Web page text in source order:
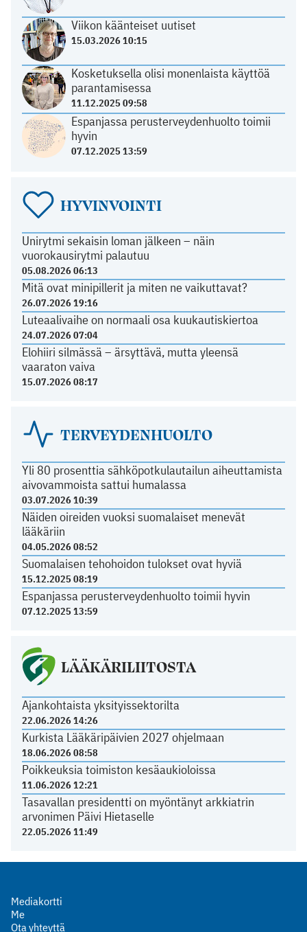
Viikon käänteiset uutiset
15.03.2026 10:15
Kosketuksella olisi monenlaista käyttöä
parantamisessa
11.12.2025 09:58
Espanjassa perusterveydenhuolto toimii
hyvin
07.12.2025 13:59
HYVINVOINTI
Unirytmi sekaisin loman jälkeen – näin
vuorokausirytmi palautuu
05.08.2026 06:13
Mitä ovat minipillerit ja miten ne vaikuttavat?
26.07.2026 19:16
Luteaalivaihe on normaali osa kuukautiskiertoa
24.07.2026 07:04
Elohiiri silmässä – ärsyttävä, mutta yleensä
vaaraton vaiva
15.07.2026 08:17
TERVEYDENHUOLTO
Yli 80 prosenttia sähköpotkulautailun aiheuttamista
aivovammoista sattui humalassa
03.07.2026 10:39
Näiden oireiden vuoksi suomalaiset menevät
lääkäriin
04.05.2026 08:52
Suomalaisen tehohoidon tulokset ovat hyviä
15.12.2025 08:19
Espanjassa perusterveydenhuolto toimii hyvin
07.12.2025 13:59
LÄÄKÄRILIITOSTA
Ajankohtaista yksityissektorilta
22.06.2026 14:26
Kurkista Lääkäripäivien 2027 ohjelmaan
18.06.2026 08:58
Poikkeuksia toimiston kesäaukioloissa
11.06.2026 12:21
Tasavallan presidentti on myöntänyt arkkiatrin
arvonimen Päivi Hietaselle
22.05.2026 11:49
Mediakortti
Me
Ota yhteyttä